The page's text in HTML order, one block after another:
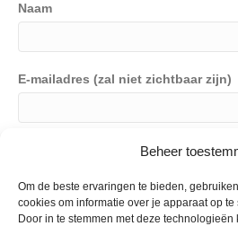
Beheer
Om de beste ervaringen te bieden,
cookies om informatie over je apparaat op
Door in te stemmen met deze
Naam
E-mailadres (zal niet zichtbaar zijn)